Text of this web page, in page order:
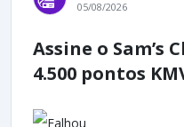
05/08/2026
Assine o Sam’s
4.500 pontos